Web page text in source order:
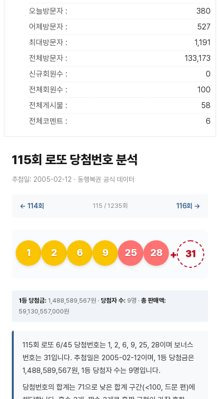
오늘방문자 :
380
어제방문자 :
527
최대방문자 :
1,191
전체방문자 :
133,173
신규회원수 :
0
전체회원수 :
100
전체게시물 :
58
전체코멘트 :
6
115회 로또 당첨번호 분석
추첨일: 2005-02-12 · 동행복권 공식 데이터
← 114회 115 / 1235회 116회 →
1 2 6 9 25 28 31
1등 당첨금: 1,488,589,567원 · 당첨자 수: 9명 · 총 판매액:
59,130,557,000원
115회 로또 6/45 당첨번호는 1, 2, 6, 9, 25, 28이며 보너스
번호는 31입니다. 추첨일은 2005-02-12이며, 1등 당첨금은
1,488,589,567원, 1등 당첨자 수는 9명입니다.
당첨번호의 합계는 71으로 낮은 합계 구간(<100, 드문 편)에